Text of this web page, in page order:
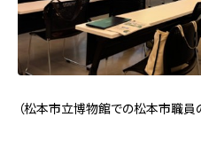
（松本市立博物館での松本市職員